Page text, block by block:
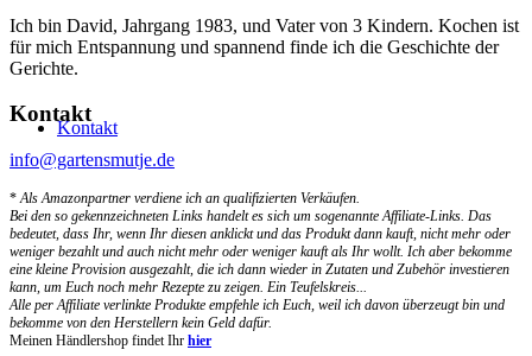
Kontakt
Ich bin David, Jahrgang 1983, und Vater von 3 Kindern. Kochen ist
für mich Entspannung und spannend finde ich die Geschichte der
Gerichte.
Kontakt
info@gartensmutje.de
*Als Amazonpartner verdiene ich an qualifizierten Verkäufen.
Bei den so gekennzeichneten Links handelt es sich um sogenannte Affiliate-Links. Das
bedeutet, dass Ihr, wenn Ihr diesen anklickt und das Produkt dann kauft, nicht mehr oder
weniger bezahlt und auch nicht mehr oder weniger kauft als Ihr wollt. Ich aber bekomme
eine kleine Provision ausgezahlt, die ich dann wieder in Zutaten und Zubehör investieren
kann, um Euch noch mehr Rezepte zu zeigen. Ein Teufelskreis...
Alle per Affiliate verlinkte Produkte empfehle ich Euch, weil ich davon überzeugt bin und
bekomme von den Herstellern kein Geld dafür.
Meinen Händlershop findet Ihr hier